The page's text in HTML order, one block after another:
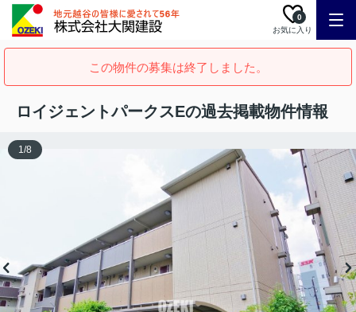
お気に入り
0
この物件の募集は終了しました。
ロイジェントパークスEの過去掲載物件情報
1/8